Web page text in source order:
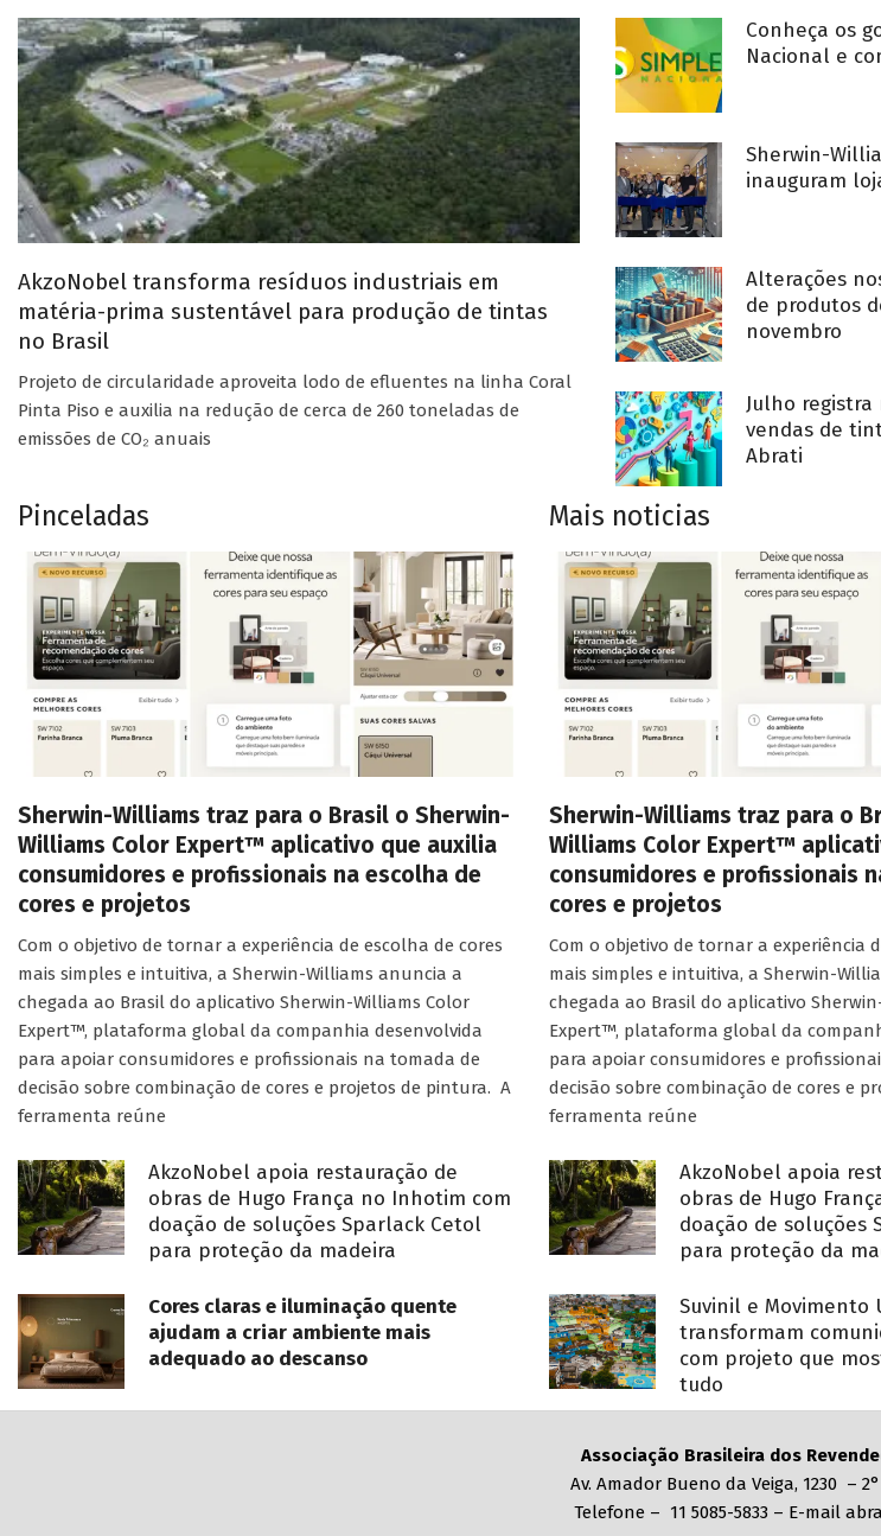
AkzoNobel transforma resíduos industriais em
matéria-prima sustentável para produção de tintas
no Brasil
Projeto de circularidade aproveita lodo de efluentes na linha Coral
Pinta Piso e auxilia na redução de cerca de 260 toneladas de
emissões de CO₂ anuais
Conheça os
Nacional e
Sherwin-
inauguram
Alterações
de produtos
novembro
Julho
vendas de
Abrati
Pinceladas
Sherwin-Williams traz para o Brasil o Sherwin-
Williams Color Expert™ aplicativo que auxilia
consumidores e profissionais na escolha de
cores e projetos
Com o objetivo de tornar a experiência de escolha de cores
mais simples e intuitiva, a Sherwin-Williams anuncia a
chegada ao Brasil do aplicativo Sherwin-Williams Color
Expert™, plataforma global da companhia desenvolvida
para apoiar consumidores e profissionais na tomada de
decisão sobre combinação de cores e projetos de pintura. A
ferramenta reúne
AkzoNobel apoia restauração de
obras de Hugo França no Inhotim com
doação de soluções Sparlack Cetol
para proteção da madeira
Cores claras e iluminação quente
ajudam a criar ambiente mais
adequado ao descanso
Mais noticias
Sherwin-Williams traz para o
Williams Color Expert™
consumidores e profissionais
cores e projetos
Com o objetivo de tornar a experiência
mais simples e intuitiva, a Sherwin-
chegada ao Brasil do aplicativo
Expert™, plataforma global da
para apoiar consumidores e
decisão sobre combinação de cores e
ferramenta reúne
AkzoNobel apoia
obras de Hugo
doação de soluções
para proteção da
Suvinil e Movimento
transformam
com projeto que
tudo
Associação Brasileira dos
Av. Amador Bueno da Veiga, 1230 –
Telefone – 11 5085-5833 – E-mail